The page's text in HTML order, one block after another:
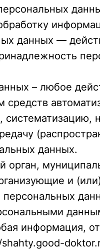
данных —
– любое
данных.
орган,
и
информация,